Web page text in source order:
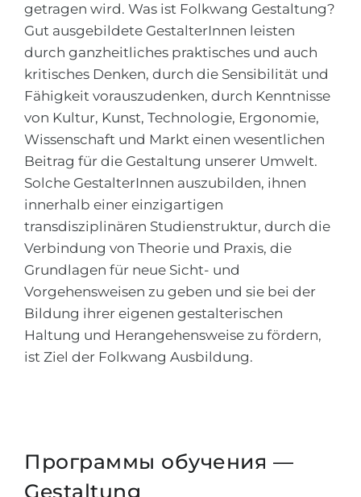
getragen wird. Was ist Folkwang Gestaltung?
Gut ausgebildete GestalterInnen leisten
durch ganzheitliches praktisches und auch
kritisches Denken, durch die Sensibilität und
Fähigkeit vorauszudenken, durch Kenntnisse
von Kultur, Kunst, Technologie, Ergonomie,
Wissenschaft und Markt einen wesentlichen
Beitrag für die Gestaltung unserer Umwelt.
Solche GestalterInnen auszubilden, ihnen
innerhalb einer einzigartigen
transdisziplinären Studienstruktur, durch die
Verbindung von Theorie und Praxis, die
Grundlagen für neue Sicht- und
Vorgehensweisen zu geben und sie bei der
Bildung ihrer eigenen gestalterischen
Haltung und Herangehensweise zu fördern,
ist Ziel der Folkwang Ausbildung.
Программы обучения —
Gestaltung